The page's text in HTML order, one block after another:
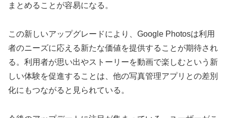
まとめることが容易になる。
この新しいアップグレードにより、Google Photosは利用
者のニーズに応える新たな価値を提供することが期待され
る。利用者が思い出やストーリーを動画で楽しむという新
しい体験を促進することは、他の写真管理アプリとの差別
化にもつながると見られている。